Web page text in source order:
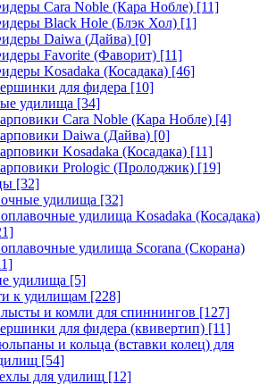
Cara Noble (Кара Нобле) [11]
Black Hole (Блэк Хол) [1]
Daiwa (Дайва) [0]
Favorite (Фаворит) [11]
Kosadaka (Косадака) [46]
для фидера [10]
удилища [34]
Cara Noble (Кара Нобле) [4]
Daiwa (Дайва) [0]
Kosadaka (Косадака) [11]
Prologic (Пролоджик) [19]
[32]
удилища [32]
удилища Kosadaka (Косадака)
удилища Scorana (Скорана)
удилища [5]
к удилищам [228]
и комли для спиннингов [127]
для фидера (квивертип) [11]
и кольца (вставки колец) для
[54]
для удилищ [12]